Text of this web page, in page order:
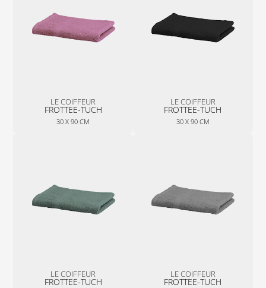
LE COIFFEUR
FROTTEE-TUCH
30 X 90 CM
LE COIFFEUR
FROTTEE-TUCH
30 X 90 CM
LE COIFFEUR
FROTTEE-TUCH
LE COIFFEUR
FROTTEE-TUCH